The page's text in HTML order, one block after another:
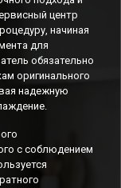
центр
начиная
для
обязательно
оригинального
надежную
с соблюдением